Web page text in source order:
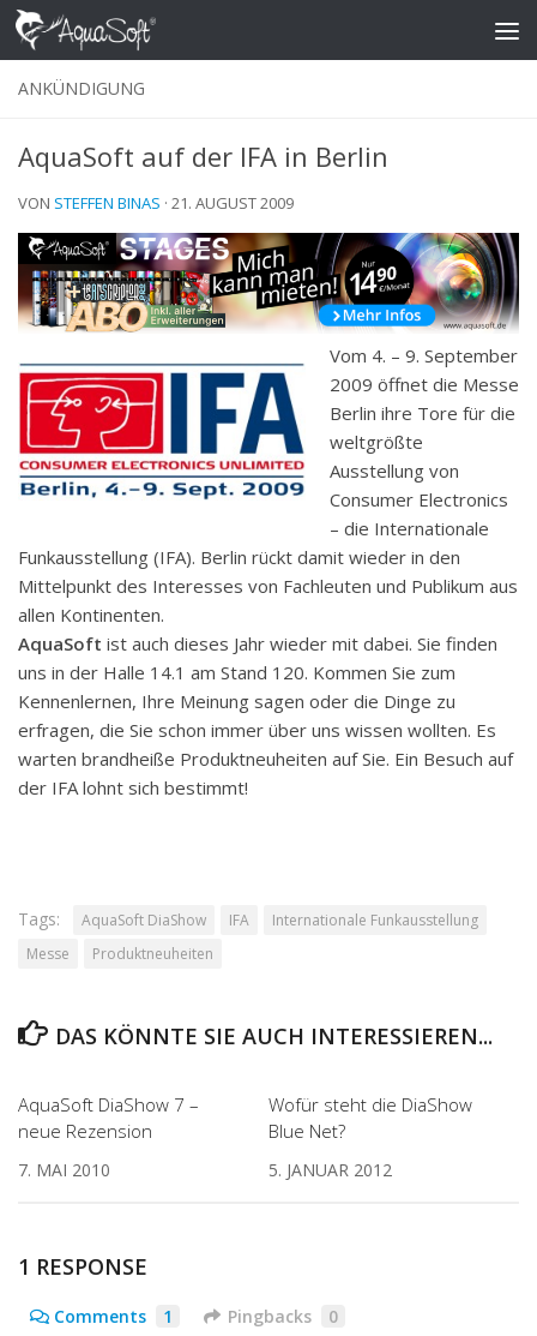
Skip to content
ANKÜNDIGUNG
AquaSoft auf der IFA in Berlin
VON STEFFEN BINAS · 21. AUGUST 2009
Vom 4. – 9. September
2009 öffnet die Messe
Berlin ihre Tore für die
weltgrößte
Ausstellung von
Consumer Electronics
– die Internationale
Funkausstellung (IFA). Berlin rückt damit wieder in den
Mittelpunkt des Interesses von Fachleuten und Publikum aus
allen Kontinenten.
AquaSoft ist auch dieses Jahr wieder mit dabei. Sie finden
uns in der Halle 14.1 am Stand 120. Kommen Sie zum
Kennenlernen, Ihre Meinung sagen oder die Dinge zu
erfragen, die Sie schon immer über uns wissen wollten. Es
warten brandheiße Produktneuheiten auf Sie. Ein Besuch auf
der IFA lohnt sich bestimmt!
Tags: AquaSoft DiaShow IFA
Internationale Funkausstellung
Messe
Produktneuheiten
DAS KÖNNTE SIE AUCH INTERESSIEREN...
AquaSoft DiaShow 7 –
neue Rezension
7. MAI 2010
Wofür steht die DiaShow
Blue Net?
5. JANUAR 2012
1 RESPONSE
Comments 1 Pingbacks 0